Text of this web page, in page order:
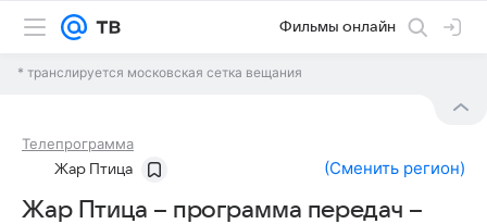
Фильмы онлайн
* транслируется московская сетка вещания
Телепрограмма
Жар Птица (Сменить регион)
Жар Птица – программа передач –